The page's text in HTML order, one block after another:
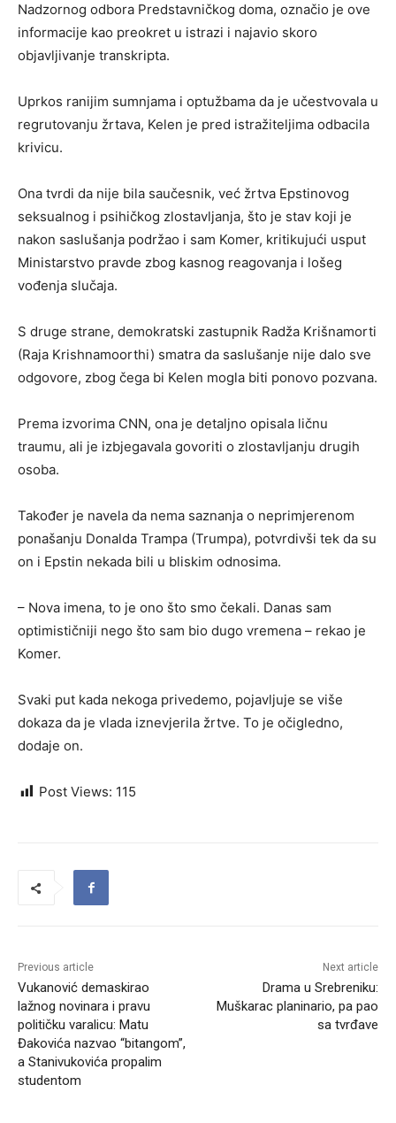
Nadzornog odbora Predstavničkog doma, označio je ove
informacije kao preokret u istrazi i najavio skoro
objavljivanje transkripta.
Uprkos ranijim sumnjama i optužbama da je učestvovala u
regrutovanju žrtava, Kelen je pred istražiteljima odbacila
krivicu.
Ona tvrdi da nije bila saučesnik, već žrtva Epstinovog
seksualnog i psihičkog zlostavljanja, što je stav koji je
nakon saslušanja podržao i sam Komer, kritikujući usput
Ministarstvo pravde zbog kasnog reagovanja i lošeg
vođenja slučaja.
S druge strane, demokratski zastupnik Radža Krišnamorti
(Raja Krishnamoorthi) smatra da saslušanje nije dalo sve
odgovore, zbog čega bi Kelen mogla biti ponovo pozvana.
Prema izvorima CNN, ona je detaljno opisala ličnu
traumu, ali je izbjegavala govoriti o zlostavljanju drugih
osoba.
Također je navela da nema saznanja o neprimjerenom
ponašanju Donalda Trampa (Trumpa), potvrdivši tek da su
on i Epstin nekada bili u bliskim odnosima.
– Nova imena, to je ono što smo čekali. Danas sam
optimističniji nego što sam bio dugo vremena – rekao je
Komer.
Svaki put kada nekoga privedemo, pojavljuje se više
dokaza da je vlada iznevjerila žrtve. To je očigledno,
dodaje on.
Post Views: 115
Previous article
Vukanović demaskirao
lažnog novinara i pravu
političku varalicu: Matu
Đakovića nazvao “bitangom”,
a Stanivukovića propalim
studentom
Next article
Drama u Srebreniku:
Muškarac planinario, pa pao
sa tvrđave